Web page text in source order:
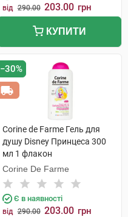
від 290.00 203.00 грн
КУПИТИ
−30%
Corine de Farme Гель для
душу Disney Принцеса 300
мл 1 флакон
Corine De Farme
Є в наявності
від 290.00 203.00 грн